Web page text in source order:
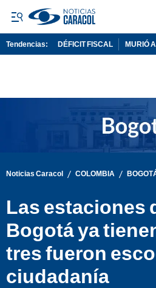
Tendencias: DÉFICIT FISCAL MURIÓ
Noticias Caracol / COLOMBIA /
Las estaciones
Bogotá ya
tres fueron
ciudadanía